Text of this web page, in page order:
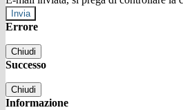
Errore
Chiudi
Successo
Chiudi
Informazione